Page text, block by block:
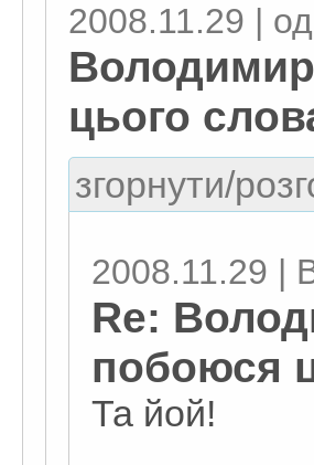
2008.11.29 |
цього
згорнути/
2008.11.29 |
Re:
побоюся
Та йой!